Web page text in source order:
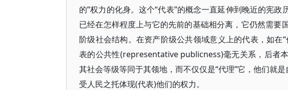
的”权力的化身。这个“代表”的概念一直延伸到晚近的宪
已经在怎样程度上与它的先前的基础相分离，它仍然需要
阶级社会结构。在资产阶级公共领域意义上的代表，如在
表的公共性(representative publicness)毫无关系，后者
其社会等级等同于其领地，而不仅仅是“代理”它，他们就
受人民之托体现(代表)他们的权力。